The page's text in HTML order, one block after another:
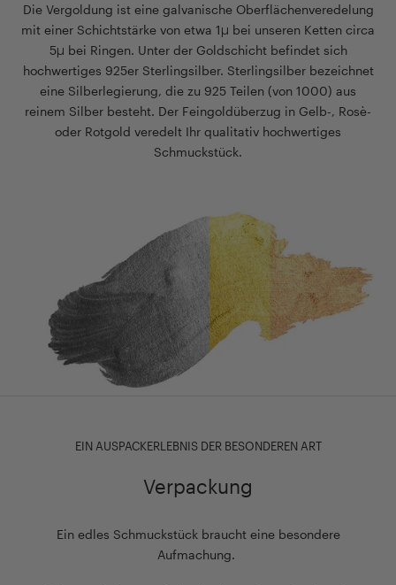
Die Vergoldung ist eine galvanische Oberflächenveredelung
mit einer Schichtstärke von etwa 1µ bei unseren Ketten circa
5µ bei Ringen. Unter der Goldschicht befindet sich
hochwertiges 925er Sterlingsilber. Sterlingsilber bezeichnet
eine Silberlegierung, die zu 925 Teilen (von 1000) aus
reinem Silber besteht. Der Feingoldüberzug in Gelb-, Rosè-
oder Rotgold veredelt Ihr qualitativ hochwertiges
Schmuckstück.
EIN AUSPACKERLEBNIS DER BESONDEREN ART
Verpackung
Ein edles Schmuckstück braucht eine besondere
Aufmachung.